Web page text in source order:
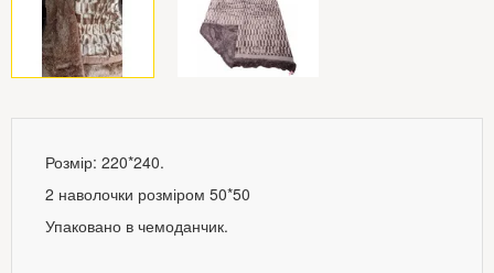
Розмір: 220*240.
2 наволочки розміром 50*50
Упаковано в чемоданчик.